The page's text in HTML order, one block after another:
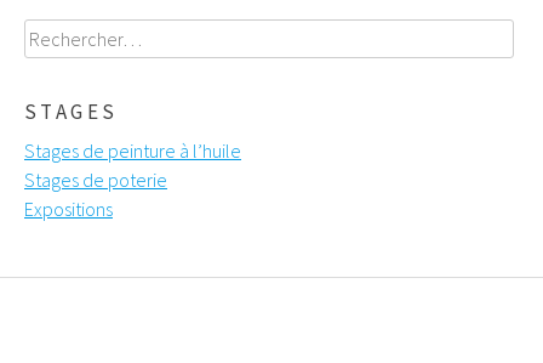
Rechercher :
STAGES
Stages de peinture à l’huile
Stages de poterie
Expositions